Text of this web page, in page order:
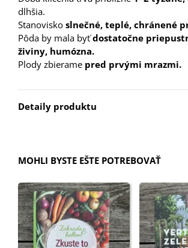
dlhšia.
Stanovisko slnečné, teplé, chránené
Pôda by mala byťdostatočne
živiny, humózna.
Plody zbierame pred prvými mrazmi.
Detaily produktu
MOHLI BYSTE EŠTE POTREBOVAŤ